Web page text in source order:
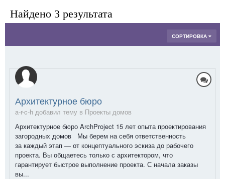
Найдено 3 результата
СОРТИРОВКА
Архитектурное бюро
a-r-c-h добавил тему в Проекты домов
Архитектурное бюро ArchProject 15 лет опыта проектирования
загородных домов Мы берем на себя ответственность
за каждый этап — от концептуального эскиза до рабочего
проекта. Вы общаетесь только с архитектором, что
гарантирует быстрое выполнение проекта. С начала заказы
вы...